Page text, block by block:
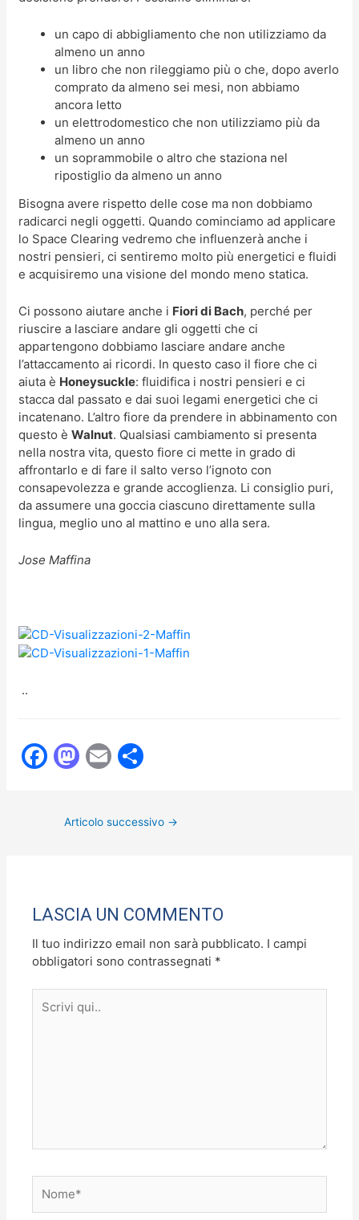
un capo di abbigliamento che non utilizziamo da
almeno un anno
un libro che non rileggiamo più o che, dopo averlo
comprato da almeno sei mesi, non abbiamo
ancora letto
un elettrodomestico che non utilizziamo più da
almeno un anno
un soprammobile o altro che staziona nel
ripostiglio da almeno un anno
Bisogna avere rispetto delle cose ma non dobbiamo
radicarci negli oggetti. Quando cominciamo ad applicare
lo Space Clearing vedremo che influenzerà anche i
nostri pensieri, ci sentiremo molto più energetici e fluidi
e acquisiremo una visione del mondo meno statica.
Ci possono aiutare anche i Fiori di Bach, perché per
riuscire a lasciare andare gli oggetti che ci
appartengono dobbiamo lasciare andare anche
l’attaccamento ai ricordi. In questo caso il fiore che ci
aiuta è Honeysuckle: fluidifica i nostri pensieri e ci
stacca dal passato e dai suoi legami energetici che ci
incatenano. L’altro fiore da prendere in abbinamento con
questo èWalnut. Qualsiasi cambiamento si presenta
nella nostra vita, questo fiore ci mette in grado di
affrontarlo e di fare il salto verso l’ignoto con
consapevolezza e grande accoglienza. Li consiglio puri,
da assumere una goccia ciascuno direttamente sulla
lingua, meglio uno al mattino e uno alla sera.
Jose Maffina
..
F
o
k
M
o
n
E
l
di
Articolo successivo →
LASCIA UN COMMENTO
Il tuo indirizzo email non sarà pubblicato. I campi
obbligatori sono contrassegnati *
qui..